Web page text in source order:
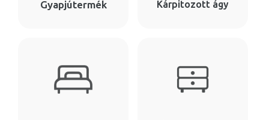
Gyapjútermék Kárpitozott ágy